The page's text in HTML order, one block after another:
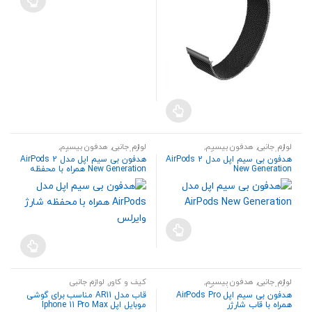
لوازم جانبی, هدفون بیسیم,
هندزفری،هدست و اسپیکر هدفون بی سیم اپل مدل AirPods 2
New Generation
لوازم جانبی, هدفون بیسیم,
هندزفری،هدست و اسپیکر هدفون بی سیم اپل مدل AirPods 2
New Generation همراه با محفظه
شارژ وایرلس
لوازم جانبی, هدفون بیسیم,
هندزفری،هدست و اسپیکرهدفون بی‌ سیم اپل AirPods Pro
همراه با قاب شارژر
کیف و کاور, لوازم جانبی
قاب مدل AR11 مناسب برای گوشی
موبایل اپل Iphone 11 Pro Max